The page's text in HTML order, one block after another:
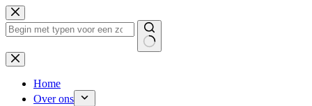
Ga
naar
de
Geen
resultaten
Home
Over ons